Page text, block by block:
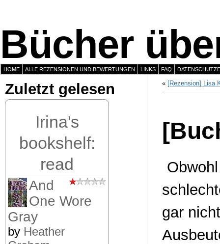
Bücher
HOME ALLE REZENSIONEN UND BEWERTUNGEN LINKS FAQ
Zuletzt gelesen
Irina's
bookshelf:
read
And
One Wore
Gray
by Heather
« [Rezension] Lisa
gar